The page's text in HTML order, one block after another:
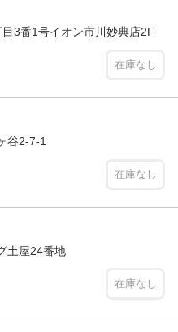
3番1号イオン市川妙典店2F
在庫なし
谷2-7-1
在庫なし
土屋24番地
在庫なし